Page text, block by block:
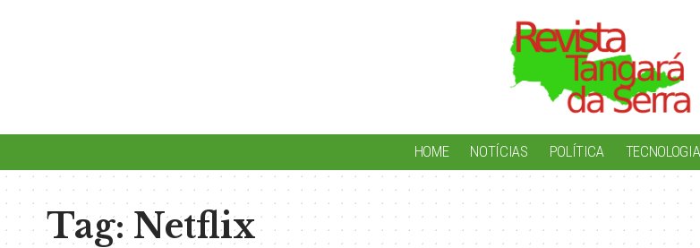
HOME NOTÍCIAS POLÍTICA TECNOLOGIA
Tag:Netflix